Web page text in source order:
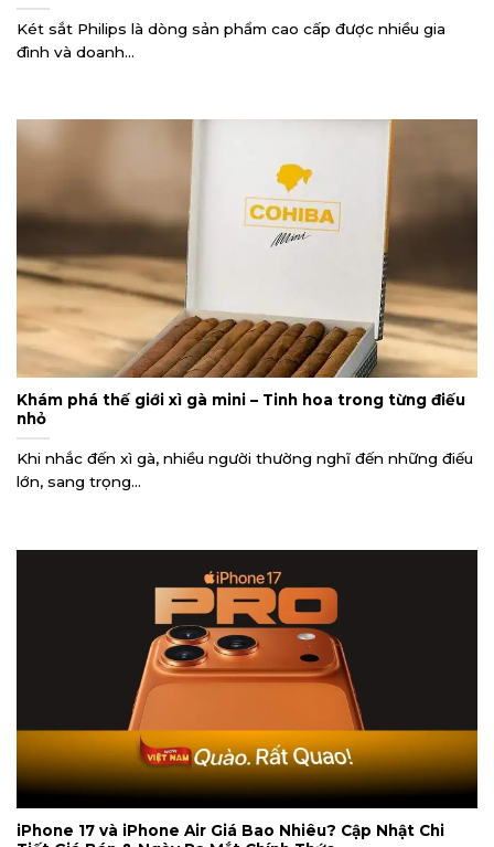
Két sắt Philips là dòng sản phẩm cao cấp được nhiều gia
đình và doanh...
Khám phá thế giới xì gà mini – Tinh hoa trong từng điếu
nhỏ
Khi nhắc đến xì gà, nhiều người thường nghĩ đến những điếu
lớn, sang trọng...
iPhone 17 và iPhone Air Giá Bao Nhiêu? Cập Nhật Chi